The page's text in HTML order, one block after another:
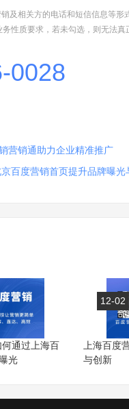
及相关方的电话和短信信息等
性质要求，若未勾选，则无法真
0028
营销通助力企业精准推广
百度营销首页提升品牌曝光
通过上海百
光
12-02
上海百度
与创新